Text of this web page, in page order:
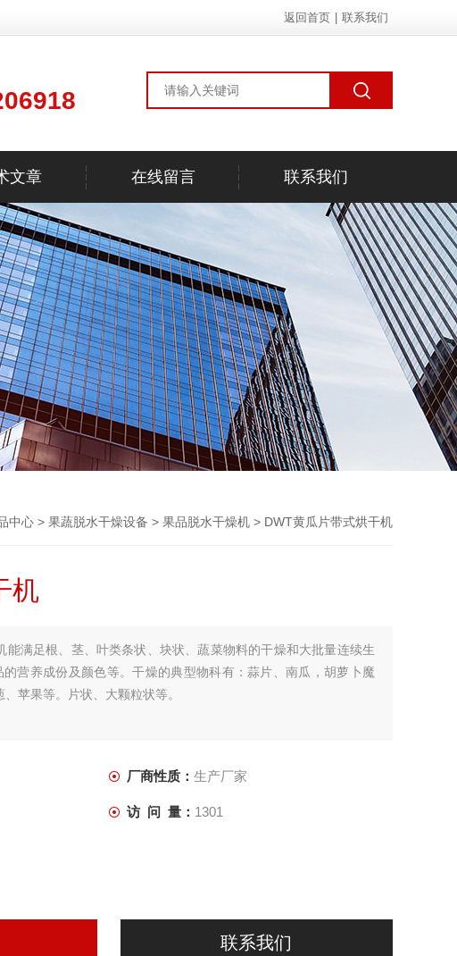
返回首页 联系我们
文章 在线留言 联系我们
中心 > 果蔬脱水干燥设备 > 果品脱水干燥机 > DWT黄瓜片带式烘干机
机
能满足根、茎、叶类条状、块状、蔬菜物料的干燥和大批量连续生
营养成份及颜色等。干燥的典型物科有：蒜片、南瓜，胡萝卜魔
苹果等。片状、大颗粒状等。
厂商性质： 生产厂家
访 问 量： 1301
联系我们